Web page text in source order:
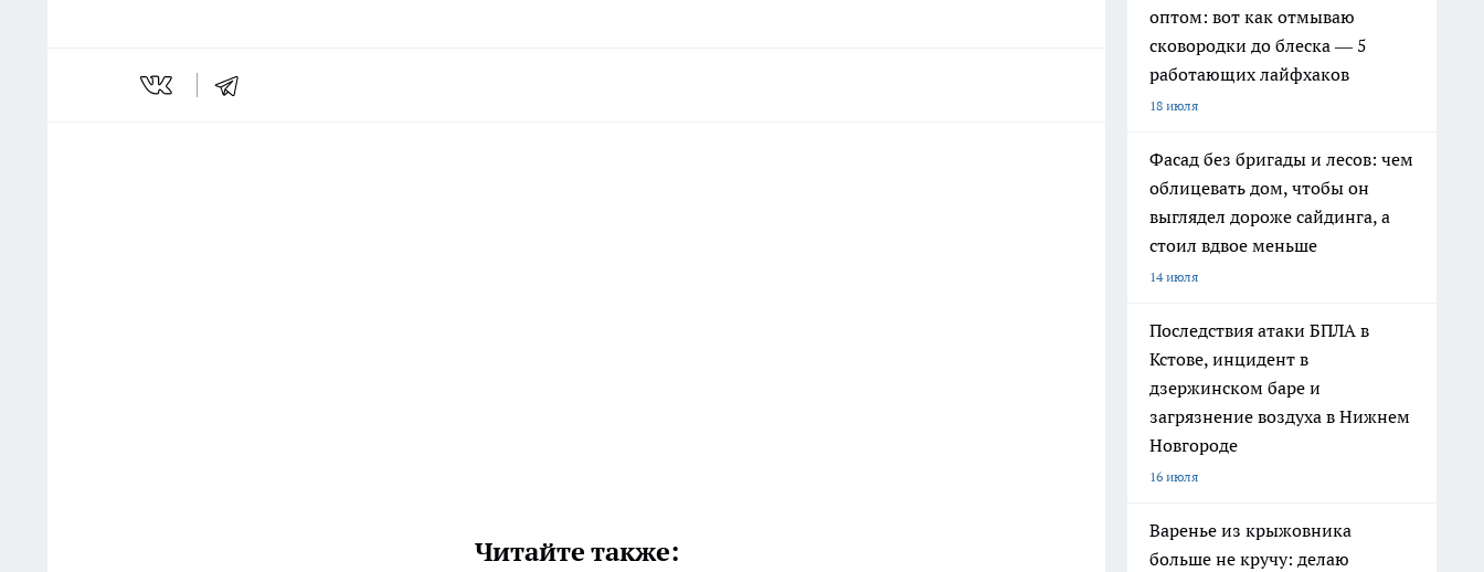
Читайте также:
оптом: вот как отмываю
сковородки до блеска — 5
работающих лайфхаков
18 июля
Фасад без бригады и лесов: чем
облицевать дом, чтобы он
выглядел дороже сайдинга, а
стоил вдвое меньше
14 июля
Последствия атаки БПЛА в
Кстове, инцидент в
дзержинском баре и
загрязнение воздуха в Нижнем
Новгороде
16 июля
Варенье из крыжовника
больше не кручу: делаю